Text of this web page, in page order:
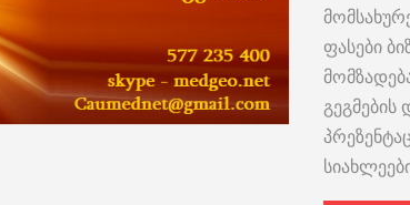
ფასები
გეგმების